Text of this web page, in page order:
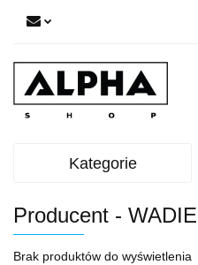
Kategorie
Producent - WADIE
Brak produktów do wyświetlenia